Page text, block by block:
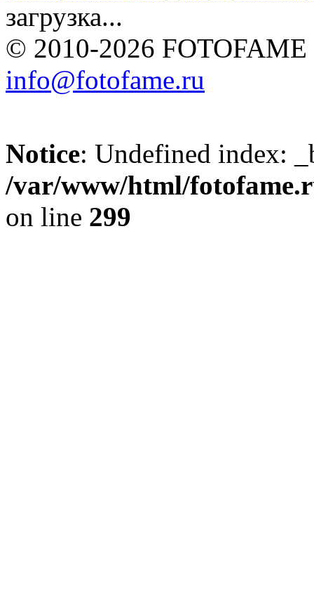
загрузка...
© 2010-2026 FOTOFAME
info@fotofame.ru
Notice: Undefined index:
/var/www/html/
on line 299